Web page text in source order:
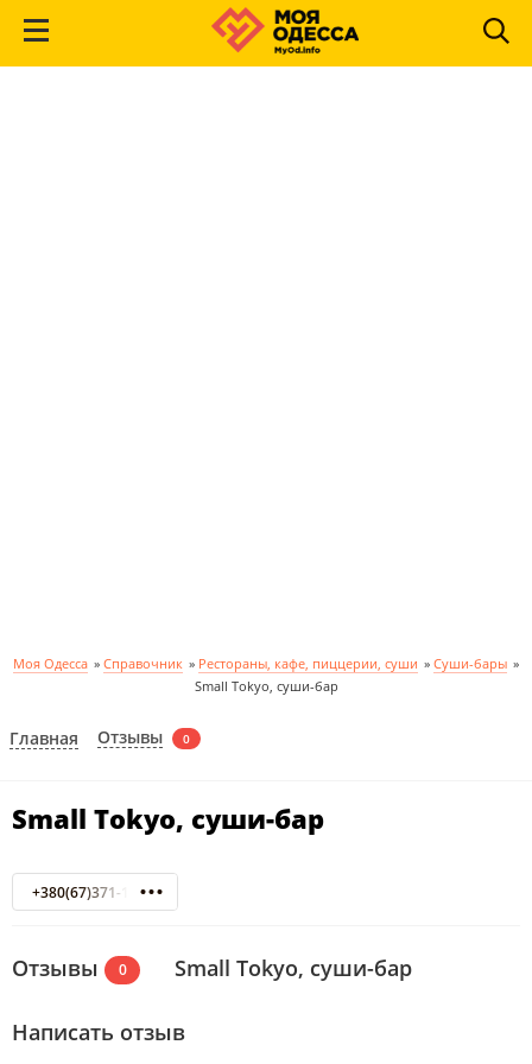
Моя Одесса » Справочник » Рестораны, кафе, пиццерии, суши » Суши-бары »
Small Tokyo, суши-бар
Главная Отзывы 0
Small Tokyo, суши-бар
+380(67)371-16-22
Отзывы 0 Small Tokyo, суши-бар
Написать отзыв